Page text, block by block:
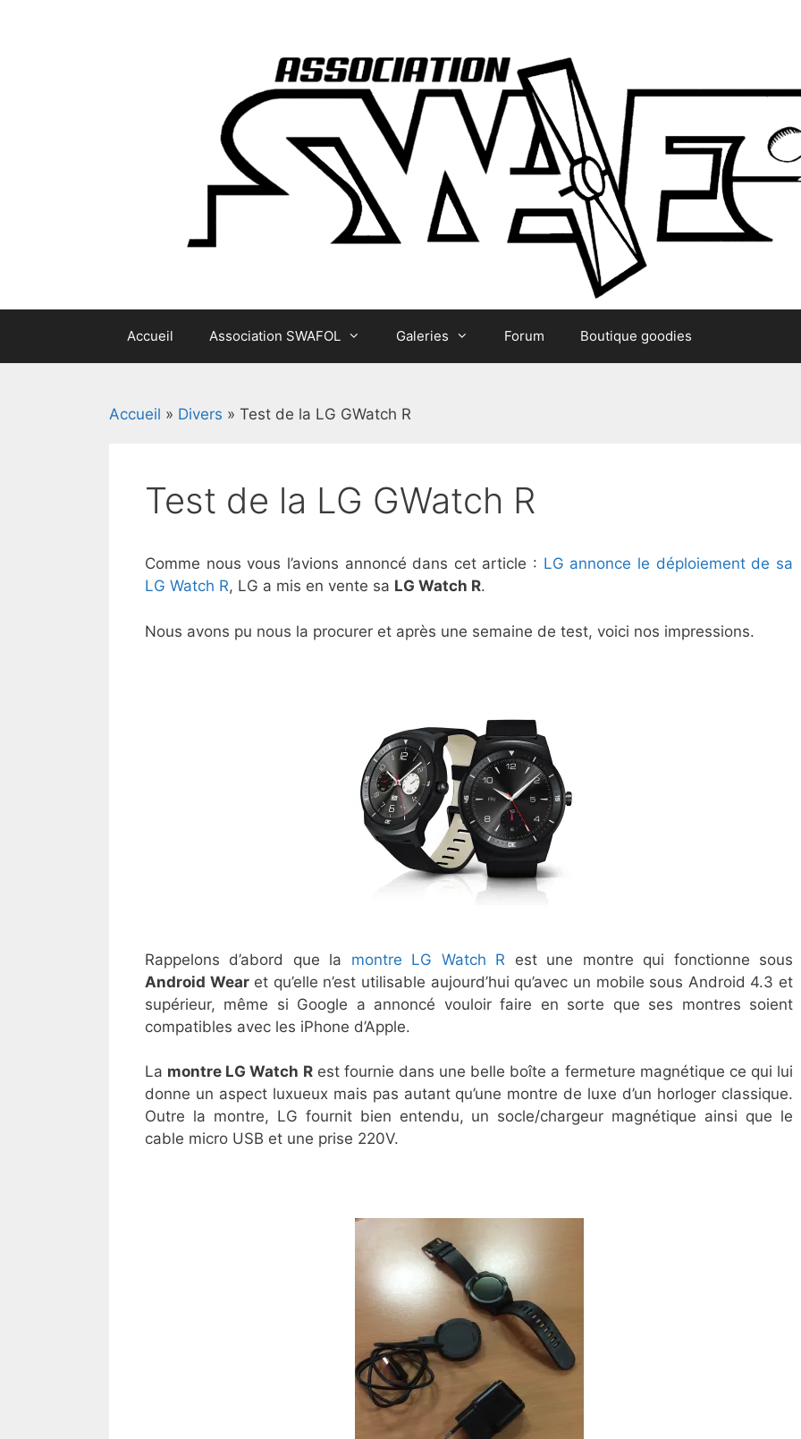
Accueil Association SWAFOL Galeries Forum Boutique goodies
Accueil » Divers » Test de la LG GWatch R
Test de la LG GWatch R
Comme nous vous l’avions annoncé dans cet article : LG annonce le déploiement de sa
LG Watch R, LG a mis en vente sa LG Watch R.
Nous avons pu nous la procurer et après une semaine de test, voici nos impressions.
Rappelons d’abord que la montre LG Watch R est une montre qui fonctionne sous
Android Wearet qu’elle n’est utilisable aujourd’hui qu’avec un mobile sous Android 4.3 et
supérieur, même si Google a annoncé vouloir faire en sorte que ses montres soient
compatibles avec les iPhone d’Apple.
La montre LG Watch Rest fournie dans une belle boîte a fermeture magnétique ce qui lui
donne un aspect luxueux mais pas autant qu’une montre de luxe d’un horloger classique.
Outre la montre, LG fournit bien entendu, un socle/chargeur magnétique ainsi que le
cable micro USB et une prise 220V.